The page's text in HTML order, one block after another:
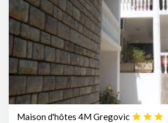
Maison d'hôtes 4M Gregovic